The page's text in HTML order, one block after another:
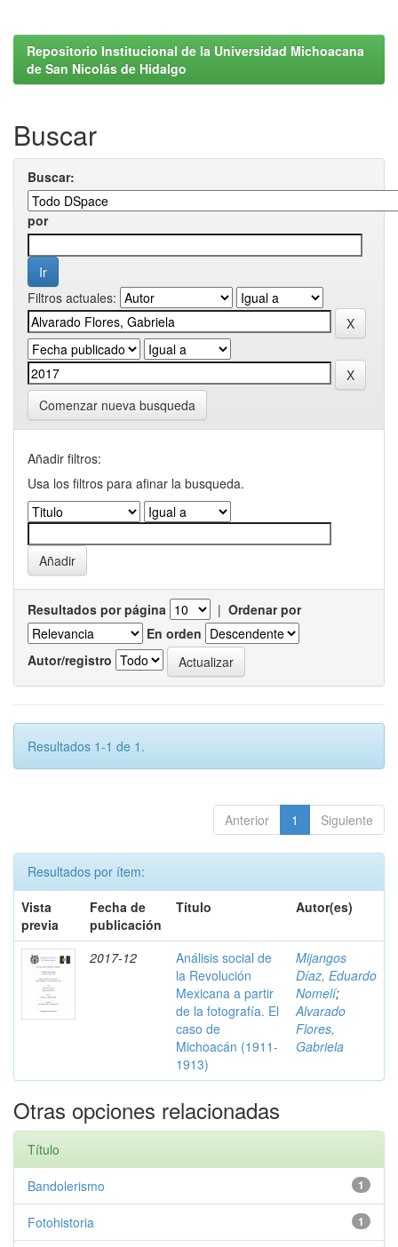
Repositorio Institucional de la Universidad Michoacana
de San Nicolás de Hidalgo
Buscar
Buscar:
por
Filtros actuales:
Comenzar nueva busqueda
Añadir filtros:
Usa los filtros para afinar la busqueda.
Resultados por página | Ordenar por
En orden
Autor/registro
Resultados 1-1 de 1.
Anterior 1 Siguiente
Resultados por ítem:
Vista
previa
Fecha de
publicación
Título Autor(es)
2017-12
Análisis social de
la Revolución
Mexicana a partir
de la fotografía. El
caso de
Michoacán (1911-
1913)
Mijangos
Díaz, Eduardo
Nomelí;
Alvarado
Flores,
Gabriela
Otras opciones relacionadas
Título
1
Bandolerismo
1
Fotohistoria